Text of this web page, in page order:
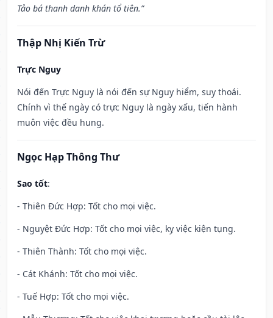
Tảo bá thanh danh khán tổ tiên.”
Thập Nhị Kiến Trừ
Trực Nguy
Nói đến Trực Nguy là nói đến sự Nguy hiểm, suy thoái.
Chính vì thế ngày có trực Nguy là ngày xấu, tiến hành
muôn việc đều hung.
Ngọc Hạp Thông Thư
Sao tốt:
- Thiên Đức Hợp: Tốt cho mọi việc.
- Nguyệt Đức Hợp: Tốt cho mọi việc, kỵ việc kiện tụng.
- Thiên Thành: Tốt cho mọi việc.
- Cát Khánh: Tốt cho mọi việc.
- Tuế Hợp: Tốt cho mọi việc.